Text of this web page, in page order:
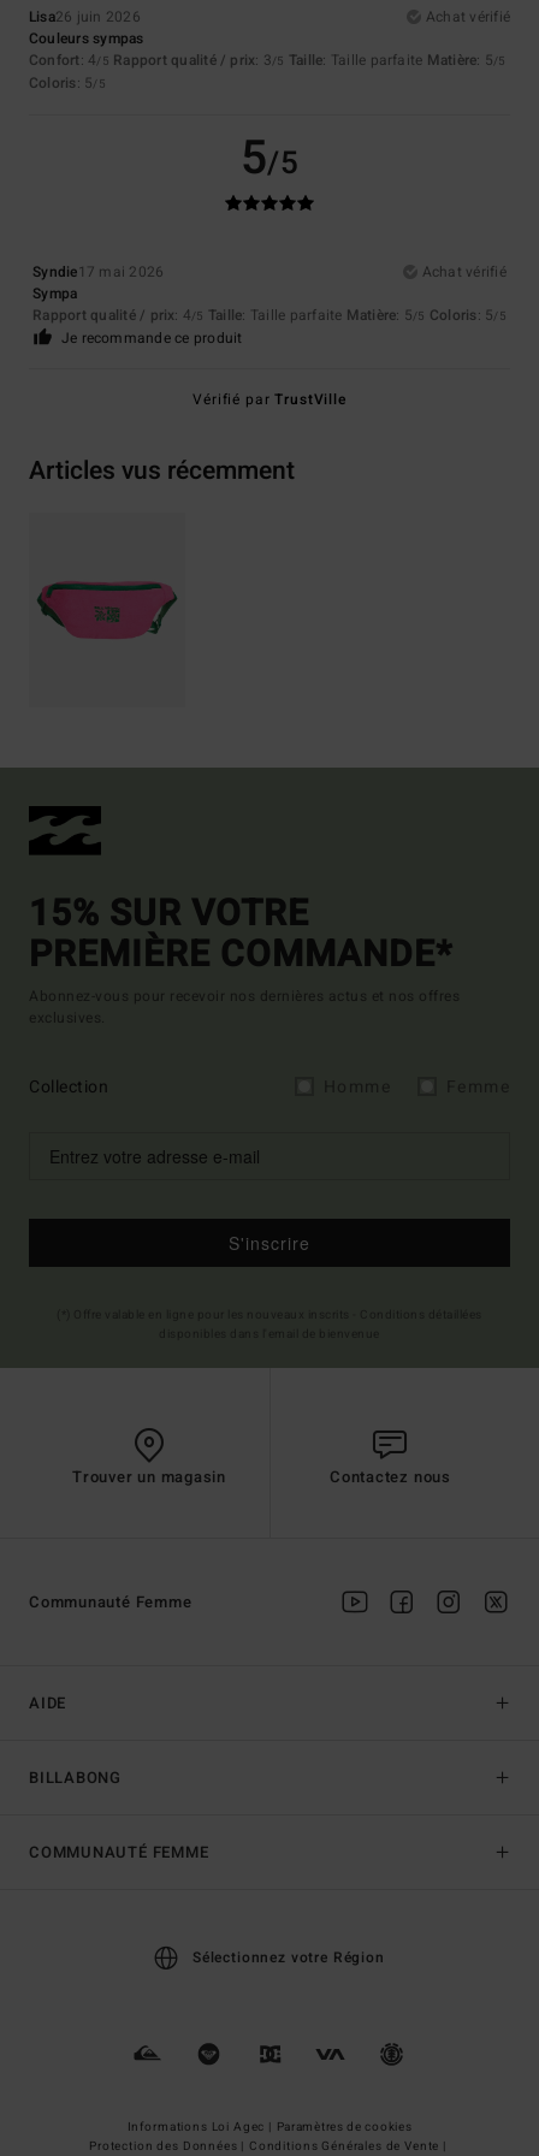
Lisa26 juin 2026
Achat vérifié
Couleurs sympas
Confort: 4/5 Rapport qualité / prix: 3/5 Taille: Taille parfaite Matière: 5/5
Coloris: 5/5
5/5
Syndie17 mai 2026
Achat vérifié
Sympa
Rapport qualité / prix: 4/5 Taille: Taille parfaite Matière: 5/5 Coloris: 5/5
Je recommande ce produit
Vérifié parTrustVille
Articles vus récemment
15% SUR VOTRE
PREMIÈRE COMMANDE*
Abonnez-vous pour recevoir nos dernières actus et nos offres
exclusives.
Collection
S'inscrire
Trouver un magasin Contactez nous
AIDE
BILLABONG
Communauté Femme
COMMUNAUTÉ FEMME
Sélectionnez votre Région
Informations Loi Agec | Paramètres de cookies
Protection des Données | Conditions Générales de Vente |